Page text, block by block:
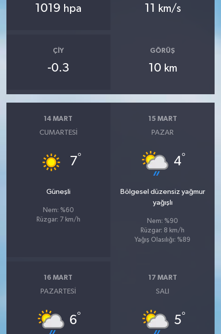
1019 hpa 11 km/s
ÇIY
-0.3
GÖRÜŞ
10 km
14 MART
CUMARTESI
7°
Güneşli
Nem: %60
Rüzgar: 7 km/h
15 MART
PAZAR
4°
Bölgesel düzensiz yağmur
yağışlı
Nem: %90
Rüzgar: 8 km/h
Yağış Olasılığı: %89
16 MART
PAZARTESI
6°
17 MART
SALI
5°